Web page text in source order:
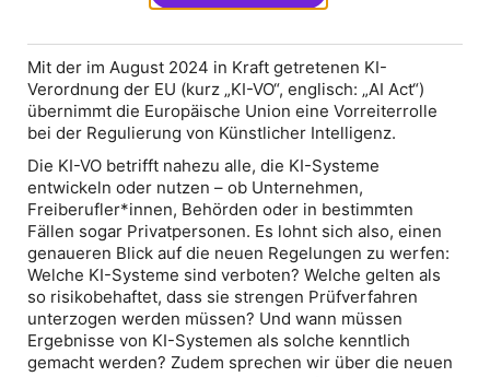
Mit der im August 2024 in Kraft getretenen KI-
Verordnung der EU (kurz „KI-VO“, englisch: „AI Act“)
übernimmt die Europäische Union eine Vorreiterrolle
bei der Regulierung von Künstlicher Intelligenz.
Die KI-VO betrifft nahezu alle, die KI-Systeme
entwickeln oder nutzen – ob Unternehmen,
Freiberufler*innen, Behörden oder in bestimmten
Fällen sogar Privatpersonen. Es lohnt sich also, einen
genaueren Blick auf die neuen Regelungen zu werfen:
Welche KI-Systeme sind verboten? Welche gelten als
so risikobehaftet, dass sie strengen Prüfverfahren
unterzogen werden müssen? Und wann müssen
Ergebnisse von KI-Systemen als solche kenntlich
gemacht werden? Zudem sprechen wir über die neuen